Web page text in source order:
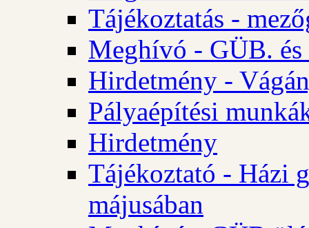
Tájékoztatás -
Meghívó - GÜB.
Hirdetmény -
Pályaépítési
Hirdetmény
Tájékoztató - Házi
májusában